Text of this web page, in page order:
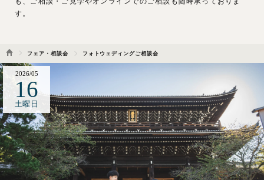
す。
フェア・相談会 フォトウェディングご相談会
2026/05
16
土曜日